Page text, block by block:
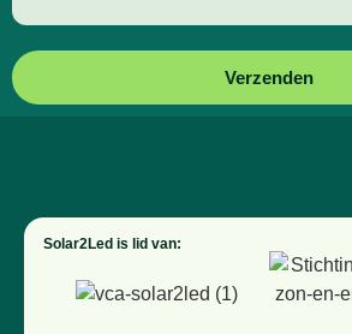
Verzenden
Solar2Led is lid van: